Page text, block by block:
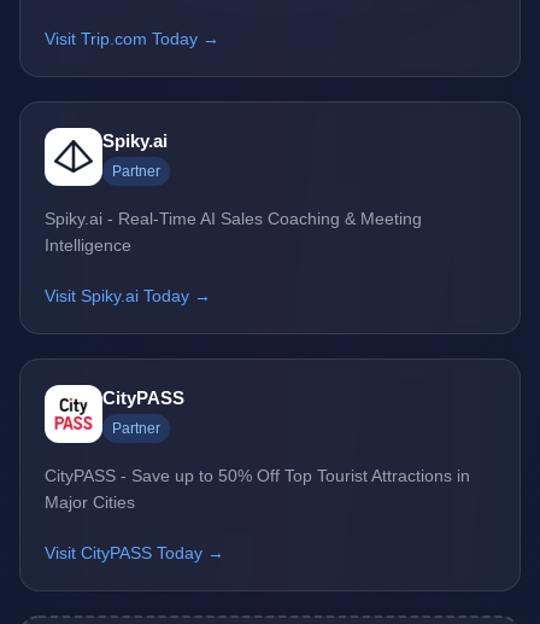
Visit Trip.com Today →
Spiky.ai
Partner
Spiky.ai - Real-Time AI Sales Coaching & Meeting
Intelligence
Visit Spiky.ai Today →
CityPASS
Partner
CityPASS - Save up to 50% Off Top Tourist Attractions in
Major Cities
Visit CityPASS Today →